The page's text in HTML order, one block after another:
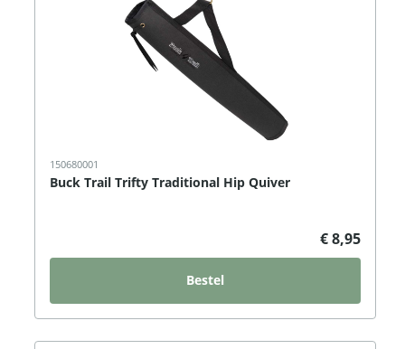
150680001
Buck Trail Trifty Traditional Hip Quiver
€ 8,95
Bestel